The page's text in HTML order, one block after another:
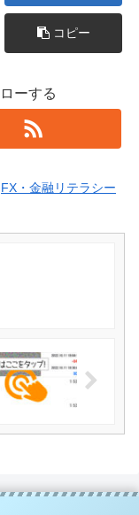
コピー
ーする
FX・金融リテラシー